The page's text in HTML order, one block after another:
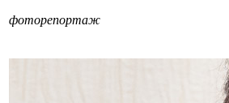
фоторепортаж